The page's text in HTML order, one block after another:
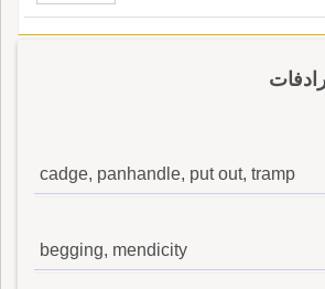
cadge, panhandle, put out, tramp
begging, mendicity